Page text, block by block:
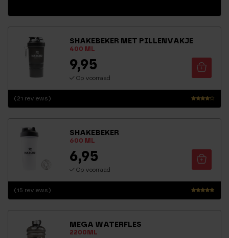
SHAKEBEKER MET PILLENVAKJE
400 ML
Waarder
(21 reviews)
9,95
Op voorraad
SHAKEBEKER
600 ML
Waarderi
(15 reviews)
6,95
Op voorraad
MEGA WATERFLES
2200ML